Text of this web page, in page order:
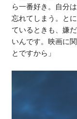
ら一番好き。自分
忘れてしまう。と
ているときも、嫌
いんです。映画に
とですから」